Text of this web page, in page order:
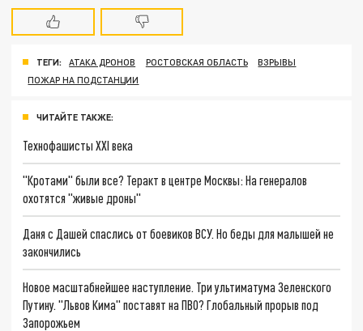
ТЕГИ: АТАКА ДРОНОВ РОСТОВСКАЯ ОБЛАСТЬ
ВЗРЫВЫ
ПОЖАР НА ПОДСТАНЦИИ
ЧИТАЙТЕ ТАКЖЕ:
Технофашисты XXI века
"Кротами" были все? Теракт в центре Москвы: На генералов
охотятся "живые дроны"
Даня с Дашей спаслись от боевиков ВСУ. Но беды для малышей не
закончились
Новое масштабнейшее наступление. Три ультиматума Зеленского
Путину. "Львов Кима" поставят на ПВО? Глобальный прорыв под
Запорожьем